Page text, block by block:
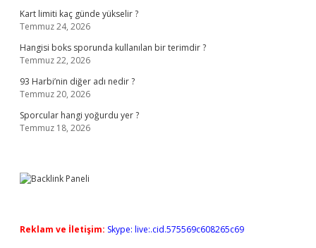
Kart limiti kaç günde yükselir ?
Temmuz 24, 2026
Hangisi boks sporunda kullanılan bir terimdir ?
Temmuz 22, 2026
93 Harbi’nin diğer adı nedir ?
Temmuz 20, 2026
Sporcular hangi yoğurdu yer ?
Temmuz 18, 2026
Reklam ve İletişim: Skype: live:.cid.575569c608265c69